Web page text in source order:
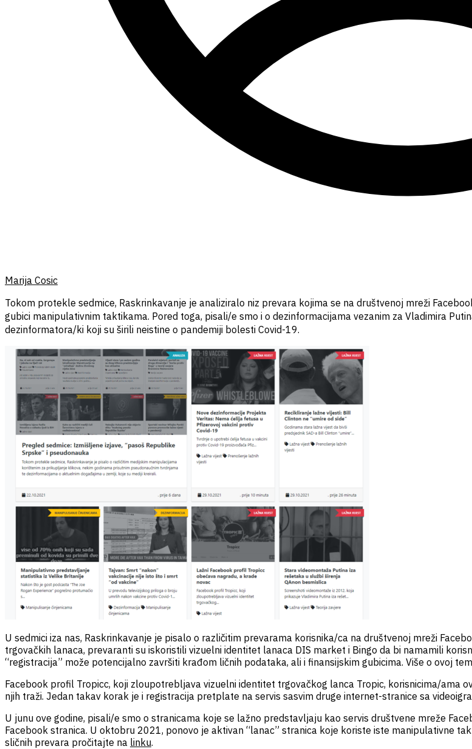
Marija Cosic
Tokom protekle sedmice, Raskrinkavanje je analiziralo niz prevara kojima se na društvenoj mreži
gubici manipulativnim taktikama. Pored toga, pisali/e smo i o dezinformacijama vezanim za Vladimira
dezinformatora/ki koji su širili neistine o pandemiji bolesti Covid-19.
U sedmici iza nas, Raskrinkavanje je pisalo o različitim prevarama korisnika/ca na društvenoj mreži
trgovačkih lanaca, prevaranti su iskoristili vizuelni identitet lanaca DIS market i Bingo da bi namamili
“registracija” može potencijalno završiti krađom ličnih podataka, ali i finansijskim gubicima. Više o ovoj
Facebook profil Tropicc, koji zloupotrebljava vizuelni identitet trgovačkog lanca Tropic, korisnicima/ama
njih traži. Jedan takav korak je i registracija pretplate na servis sasvim druge internet-stranice sa
U junu ove godine, pisali/e smo o stranicama koje se lažno predstavljaju kao servis društvene mreže
Facebook stranica. U oktobru 2021, ponovo je aktivan “lanac” stranica koje koriste iste manipulativne
sličnih prevara pročitajte na linku.